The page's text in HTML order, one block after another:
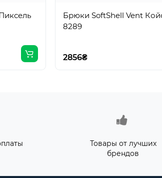
Брюки SoftShell Vent
8289
2856₴
Товары от лучших
брендов